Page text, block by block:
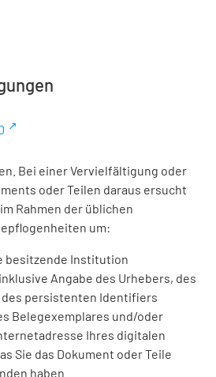
Bei einer Vervielfältigung oder
oder Teilen daraus ersucht
Rahmen der üblichen
um:
besitzende Institution
Angabe des Urhebers, des
persistenten Identifiers
Belegexemplares und/oder
Ihres digitalen
Sie das Dokument oder Teile
haben